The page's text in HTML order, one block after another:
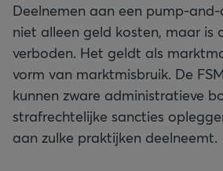
Deelnemen aan een pump-
niet alleen geld kosten, maar is
verboden. Het geldt als
vorm van marktmisbruik. De
kunnen zware administratieve
strafrechtelijke sancties
aan zulke praktijken deelneemt.